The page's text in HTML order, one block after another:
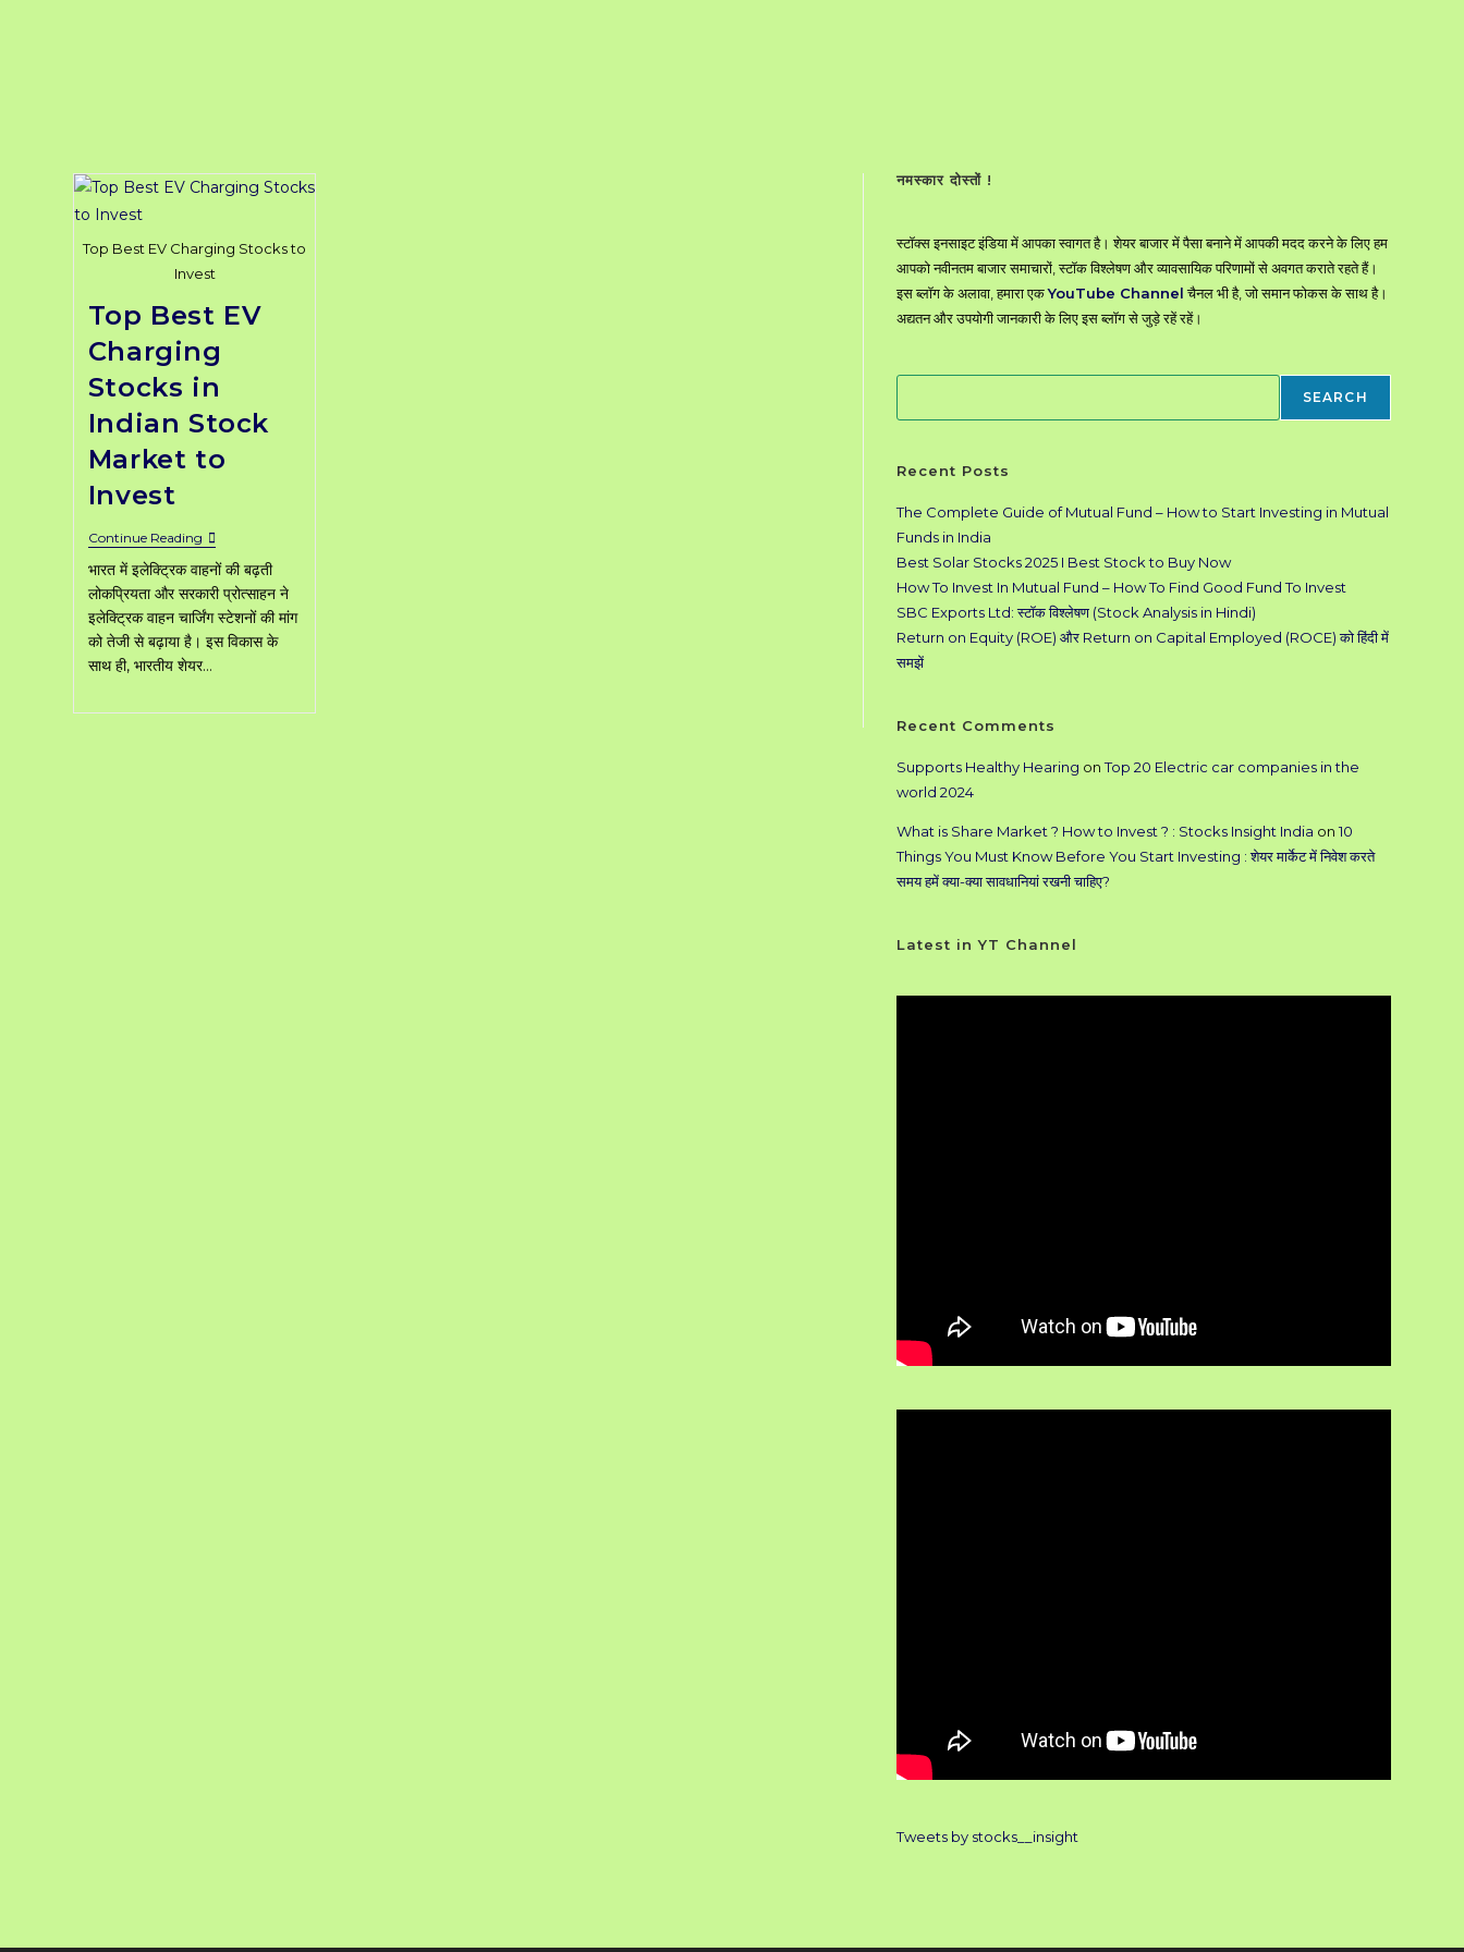
Top Best EV Charging Stocks to
Invest
Top Best EV
Charging
Stocks in
Indian Stock
Market to
Invest
Continue ReadingTop
EV
Charging
Stocks
In
Indian
Stock
Market
Invest
भारत में इलेक्ट्रिक वाहनों की बढ़ती
लोकप्रियता और सरकारी प्रोत्साहन ने
इलेक्ट्रिक वाहन चार्जिंग स्टेशनों की मांग
को तेजी से बढ़ाया है। इस विकास के
साथ ही, भारतीय शेयर…
नमस्कार दोस्तों !
स्टॉक्स इनसाइट इंडिया में आपका स्वागत है। शेयर बाजार में पैसा बनाने में आपकी मदद करने के लिए हम
आपको नवीनतम बाजार समाचारों, स्टॉक विश्लेषण और व्यावसायिक परिणामों से अवगत कराते रहते हैं।
इस ब्लॉग के अलावा, हमारा एकYouTube Channelचैनल भी है, जो समान फोकस के साथ है।
अद्यतन और उपयोगी जानकारी के लिए इस ब्लॉग से जुड़े रहें रहें।
SEARCH
Recent Posts
The Complete Guide of Mutual Fund – How to Start Investing in Mutual
Funds in India
Best Solar Stocks 2025 I Best Stock to Buy Now
How To Invest In Mutual Fund – How To Find Good Fund To Invest
SBC Exports Ltd: स्टॉक विश्लेषण (Stock Analysis in Hindi)
Return on Equity (ROE) और Return on Capital Employed (ROCE) को हिंदी में
समझें
Recent Comments
Supports Healthy Hearing onTop 20 Electric car companies in the
world 2024
What is Share Market ? How to Invest ? : Stocks Insight India on10
Things You Must Know Before You Start Investing : शेयर मार्केट में निवेश करते
समय हमें क्या-क्या सावधानियां रखनी चाहिए?
Latest in YT Channel
Tweets by stocks__insight